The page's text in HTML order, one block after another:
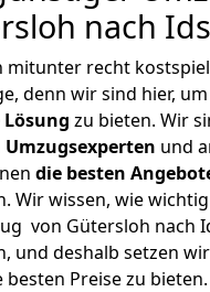
nach
mitunter recht
denn wir sind hier,
Lösung zu bieten. Wir
und
die besten
Wir wissen, wie
von Gütersloh nach
und deshalb setzen
Preise zu bieten.